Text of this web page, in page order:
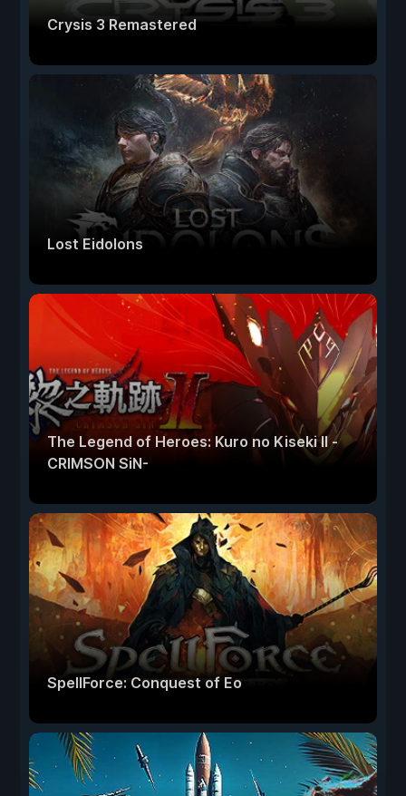
Crysis 3 Remastered
Lost Eidolons
The Legend of Heroes: Kuro no Kiseki Ⅱ -
CRIMSON SiN-
SpellForce: Conquest of Eo